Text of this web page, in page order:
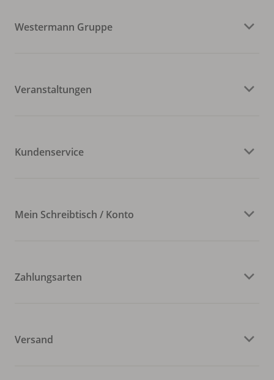
Westermann Gruppe
Veranstaltungen
Kundenservice
Mein Schreibtisch / Konto
Zahlungsarten
Versand